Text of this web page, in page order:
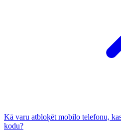
Kā varu atbloķēt mobilo telefonu,
kodu?